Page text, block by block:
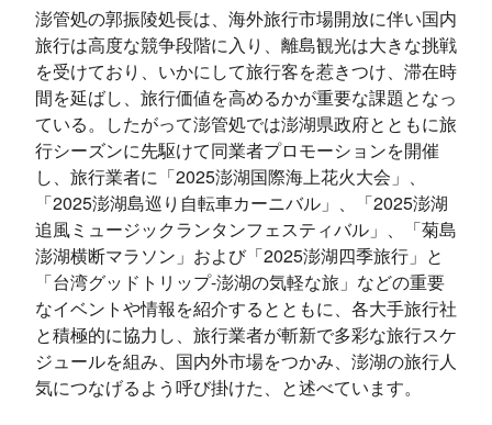
澎管処の郭振陵処長は、海外旅行市場開放に伴い国内
旅行は高度な競争段階に入り、離島観光は大きな挑戦
を受けており、いかにして旅行客を惹きつけ、滞在時
間を延ばし、旅行価値を高めるかが重要な課題となっ
ている。したがって澎管処では澎湖県政府とともに旅
行シーズンに先駆けて同業者プロモーションを開催
し、旅行業者に「2025澎湖国際海上花火大会」、
「2025澎湖島巡り自転車カーニバル」、「2025澎湖
追風ミュージックランタンフェスティバル」、「菊島
澎湖横断マラソン」および「2025澎湖四季旅行」と
「台湾グッドトリップ-澎湖の気軽な旅」などの重要
なイベントや情報を紹介するとともに、各大手旅行社
と積極的に協力し、旅行業者が斬新で多彩な旅行スケ
ジュールを組み、国内外市場をつかみ、澎湖の旅行人
気につなげるよう呼び掛けた、と述べています。